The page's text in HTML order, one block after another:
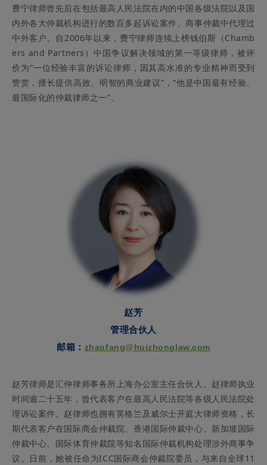
费宁律师曾先后在包括最高人民法院在内的中国各级法院以及国
内外各大仲裁机构进行的数百多起诉讼案件、商事仲裁中代理过
中外客户。自2006年以来，费宁律师连续上榜钱伯斯（Chamb
ers and Partners）中国争议解决领域的第一等级律师，被评
价为“一位经验丰富的诉讼律师，因其高水准的专业精神而受到
赞赏，擅长提供高效、明智的商业建议”，“他是中国最有经验、
最国际化的仲裁律师之一”。
赵芳
管理合伙人
邮箱： zhaofang@huizhonglaw.com
赵芳律师是汇仲律师事务所上海办公室主任合伙人。赵律师执业
时间逾二十五年，曾代表客户在最高人民法院等各级人民法院处
理诉讼案件。赵律师也拥有英格兰及威尔士开庭大律师资格，长
期代表客户在国际商会仲裁院、香港国际仲裁中心、新加坡国际
仲裁中心、国际体育仲裁院等知名国际仲裁机构处理涉外商事争
议。日前，她被任命为ICC国际商会仲裁院委员，与来自全球11